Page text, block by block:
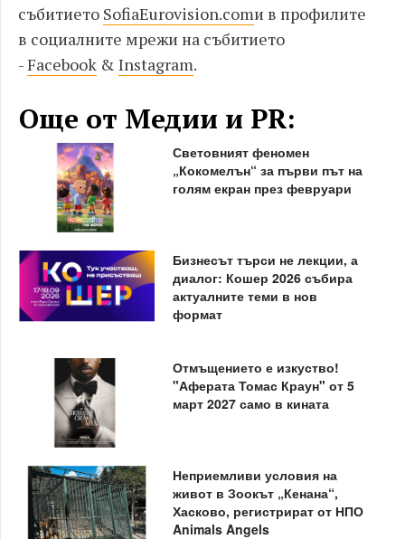
събитието SofiaEurovision.comи в профилите
в социалните мрежи на събитието
-Facebook & Instagram.
Още от Медии и PR:
Световният феномен
„Кокомелън“ за първи път на
голям екран през февруари
Бизнесът търси не лекции, а
диалог: Кошер 2026 събира
актуалните теми в нов
формат
Отмъщението е изкуство!
"Аферата Томас Краун" от 5
март 2027 само в кината
Неприемливи условия на
живот в Зоокът „Кенана“,
Хасково, регистрират от НПО
Animals Angels